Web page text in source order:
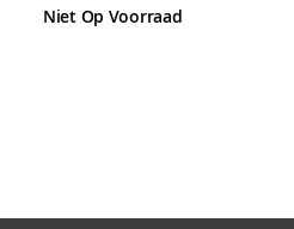
Niet Op Voorraad